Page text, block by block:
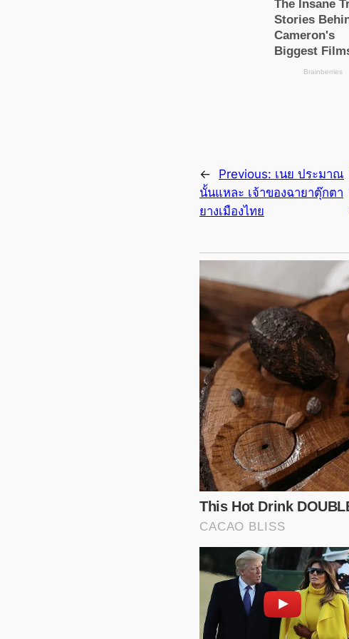
← Previous: เนย ประมาณ
นั้นแหละ เจ้าของฉายาตุ๊กตา
ยางเมืองไทย